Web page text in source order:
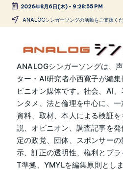
Skip
2026年8月6日(木)- 9:28:56 PM
ANALOGシンガーソングの活動をご支援くだ
A
N
A
L
O
G
シ
ANALOGシンガーソングは、
ター・AI研究者小西寛子が編
ピニオン媒体です。社会、AI
ンタメ、法と倫理を中心に、
資料、取材、本人による検証
説、オピニオン、調査記事を
定の政党、団体、スポンサー
示、訂正の透明性、権利とプ
T準拠、YMYLを編集原則としま